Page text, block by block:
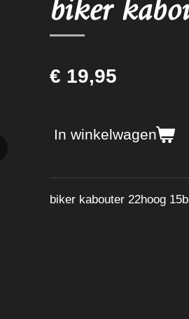
biker
€ 19,95
In winkelwagen
biker kabouter 22hoog